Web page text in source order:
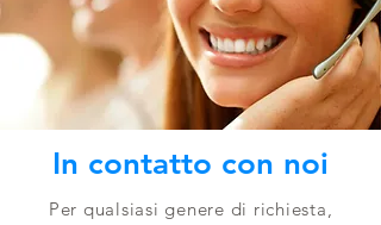
In contatto con noi
Per qualsiasi genere di richiesta,